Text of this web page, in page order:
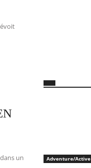
un
Adventure/Active